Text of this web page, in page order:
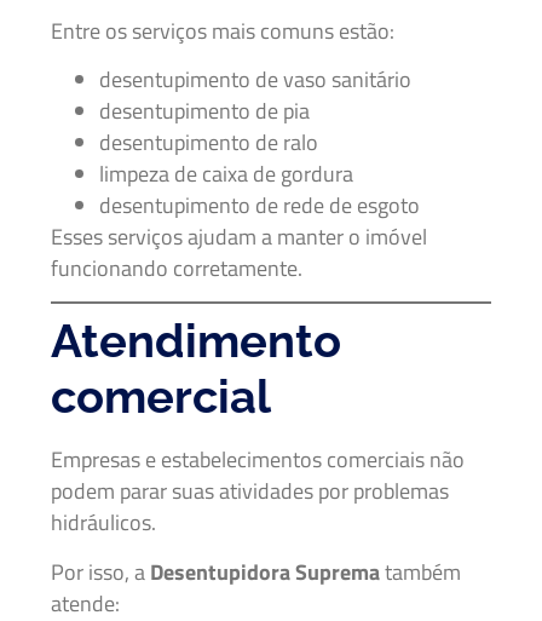
Entre os serviços mais comuns estão:
desentupimento de vaso sanitário
desentupimento de pia
desentupimento de ralo
limpeza de caixa de gordura
desentupimento de rede de esgoto
Esses serviços ajudam a manter o imóvel
funcionando corretamente.
Atendimento
comercial
Empresas e estabelecimentos comerciais não
podem parar suas atividades por problemas
hidráulicos.
Por isso, aDesentupidora Suprematambém
atende: